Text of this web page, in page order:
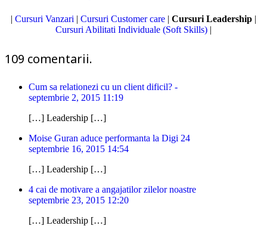
| Cursuri Vanzari | Cursuri Customer care | Cursuri Leadership |
Cursuri Abilitati Individuale (Soft Skills) |
109 comentarii.
Cum sa relationezi cu un client dificil? -
septembrie 2, 2015 11:19
[…] Leadership […]
Moise Guran aduce performanta la Digi 24
septembrie 16, 2015 14:54
[…] Leadership […]
4 cai de motivare a angajatilor zilelor noastre
septembrie 23, 2015 12:20
[…] Leadership […]